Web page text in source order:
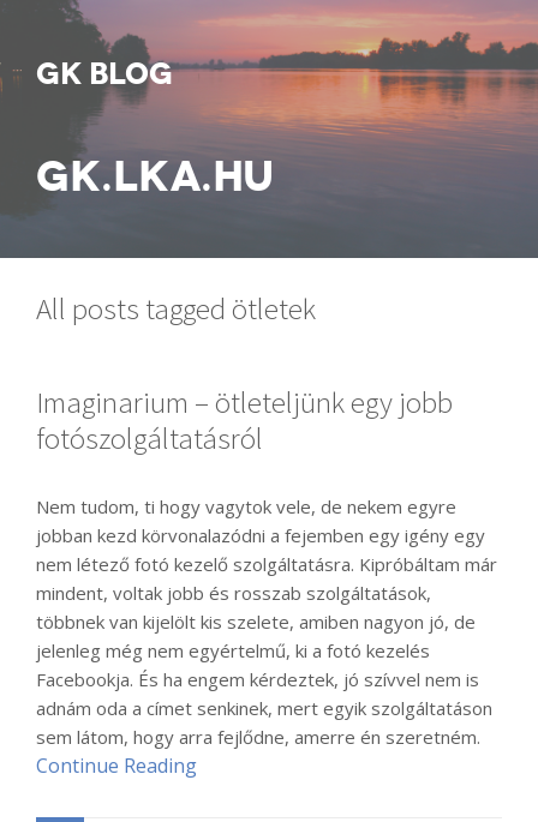
GK BLOG
GK.LKA.HU
All posts tagged ötletek
Imaginarium – ötleteljünk egy jobb
fotószolgáltatásról
Nem tudom, ti hogy vagytok vele, de nekem egyre
jobban kezd körvonalazódni a fejemben egy igény egy
nem létező fotó kezelő szolgáltatásra. Kipróbáltam már
mindent, voltak jobb és rosszab szolgáltatások,
többnek van kijelölt kis szelete, amiben nagyon jó, de
jelenleg még nem egyértelmű, ki a fotó kezelés
Facebookja. És ha engem kérdeztek, jó szívvel nem is
adnám oda a címet senkinek, mert egyik szolgáltatáson
sem látom, hogy arra fejlődne, amerre én szeretném.
Continue Reading